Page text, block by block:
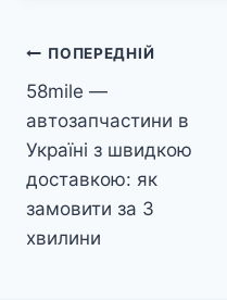
Навігація
записів
ПОПЕРЕДНІЙ
58mile —
автозапчастини в
Україні з швидкою
доставкою: як
замовити за 3
хвилини